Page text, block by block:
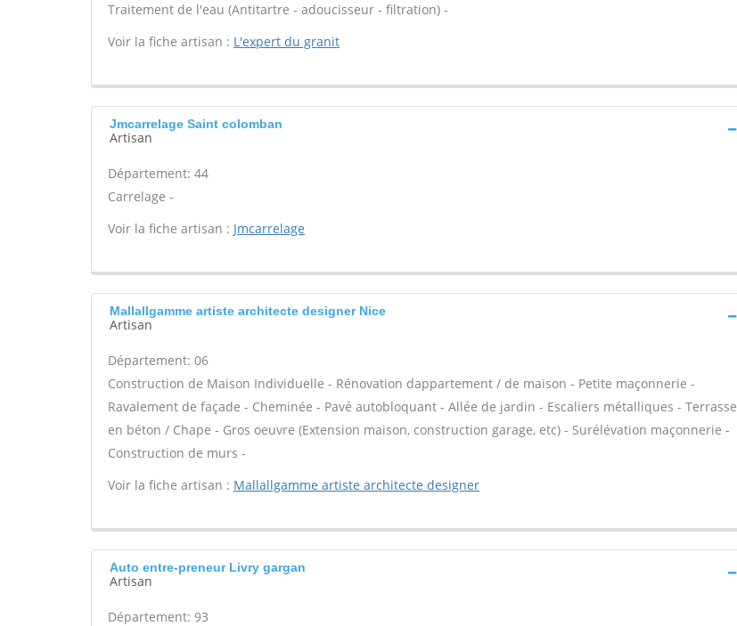
Traitement de l'eau (Antitartre - adoucisseur - filtration) -
Voir la fiche artisan : L'expert du granit
Jmcarrelage Saint colomban
Artisan
Département: 44
Carrelage -
Voir la fiche artisan : Jmcarrelage
Mallallgamme artiste architecte designer Nice
Artisan
Département: 06
Construction de Maison Individuelle - Rénovation dappartement / de maison - Petite maçonnerie -
Ravalement de façade - Cheminée - Pavé autobloquant - Allée de jardin - Escaliers métalliques - Terrasse
en béton / Chape - Gros oeuvre (Extension maison, construction garage, etc) - Surélévation maçonnerie -
Construction de murs -
Voir la fiche artisan : Mallallgamme artiste architecte designer
Auto entre-preneur Livry gargan
Artisan
Département: 93